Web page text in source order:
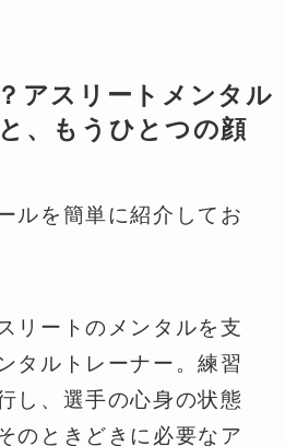
アスリートメンタル
、もうひとつの顔
ルを簡単に紹介してお
リートのメンタルを支
タルトレーナー。練習
し、選手の心身の状態
のときどきに必要なア